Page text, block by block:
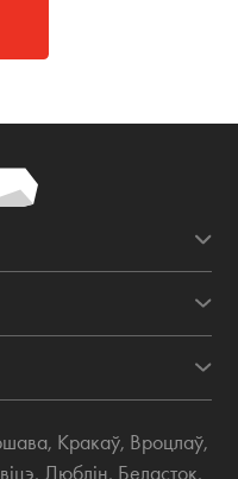
, Кракаў, Вроцлаў,
, Люблін, Беласток,